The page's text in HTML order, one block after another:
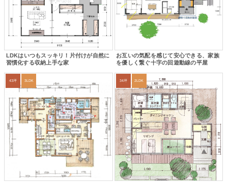
LDKはいつもスッキリ！片付けが自然に
習慣化する収納上手な家
お互いの気配を感じて安心できる、家族
を優しく繋ぐ十字の回遊動線の平屋
43坪 3LDK 34坪 2LDK